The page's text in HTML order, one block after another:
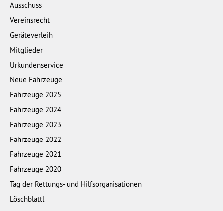
Ausschuss
Vereinsrecht
Geräteverleih
Mitglieder
Urkundenservice
Neue Fahrzeuge
Fahrzeuge 2025
Fahrzeuge 2024
Fahrzeuge 2023
Fahrzeuge 2022
Fahrzeuge 2021
Fahrzeuge 2020
Tag der Rettungs- und Hilfsorganisationen
Löschblattl